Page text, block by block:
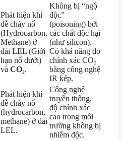
Phát hiện khí
dễ cháy nổ
(Hydrocarbon,
Methane) ở
dải LEL (Giới
hạn nổ dưới)
và CO₂.
Không bị “ngộ
độc”
(poisoning) bởi
các chất độc hại
(như silicon).
Có khả năng đo
chính xác CO₂
bằng công nghệ
IR kép.
Phát hiện khí
dễ cháy nổ
(hydrocarbon,
methane) ở dải
LEL.
Công nghệ
truyền thống,
độ chính xác
cao trong môi
trường không bị
nhiễm độc.